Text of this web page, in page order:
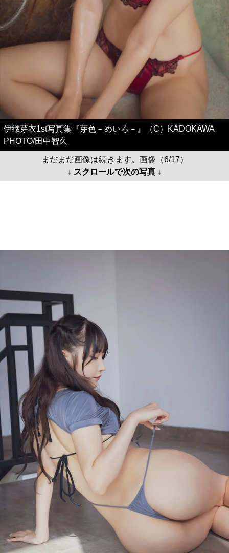
伊織芽衣1st写真集『芽色－めいろ－』（C）KADOKAWA
PHOTO/田中智久
まだまだ画像は続きます。画像（6/17）
↓ スクロールで次の写真 ↓